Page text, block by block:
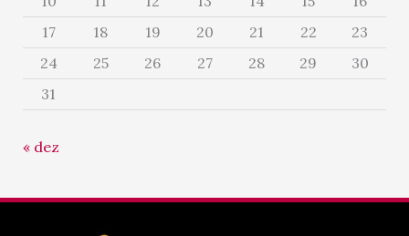
17
18 19 20 21 22
23
24
25 26 27 28 29
30
31
« dez